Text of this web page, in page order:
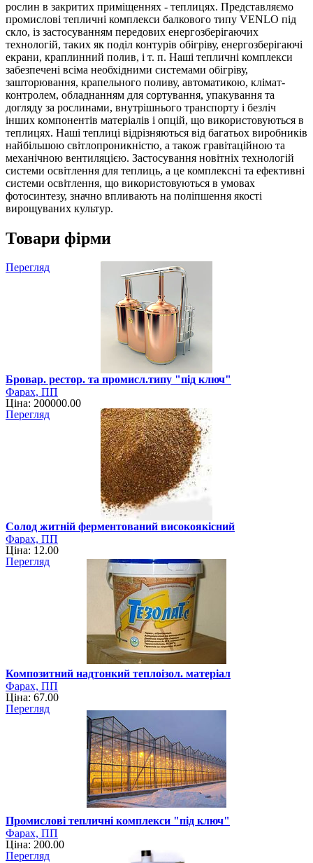
рослин в закритих приміщеннях - теплицях. Представляємо
промислові тепличні комплекси балкового типу VENLO під
скло, із застосуванням передових енергозберігаючих
технологій, таких як поділ контурів обігріву, енергозберігаючі
екрани, краплинний полив, і т. п. Наші тепличні комплекси
забезпечені всіма необхідними системами обігріву,
зашторювання, крапельного поливу, автоматикою, клімат-
контролем, обладнанням для сортування, упакування та
догляду за рослинами, внутрішнього транспорту і безліч
інших компонентів матеріалів і опцій, що використовуються в
теплицях. Наші теплиці відрізняються від багатьох виробників
найбільшою світлопроникністю, а також гравітаційною та
механічною вентиляцією. Застосування новітніх технологій
системи освітлення для теплиць, а це комплексні та ефективні
системи освітлення, що використовуються в умовах
фотосинтезу, значно впливають на поліпшення якості
вирощуваних культур.
Товари фірми
Перегляд
Бровар. рестор. та промисл.типу "під ключ"
Фарах, ПП
Ціна: 200000.00
Перегляд
Солод житній ферментований високоякісний
Фарах, ПП
Ціна: 12.00
Перегляд
Композитний надтонкий теплоізол. матеріал
Фарах, ПП
Ціна: 67.00
Перегляд
Промислові тепличні комплекси "під ключ"
Фарах, ПП
Ціна: 200.00
Перегляд